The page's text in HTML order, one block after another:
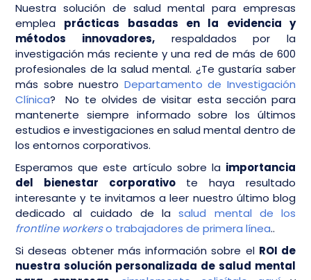
Nuestra solución de salud mental para empresas
emplea prácticas basadas en la evidencia y
métodos innovadores,respaldados por la
investigación más reciente y una red de más de 600
profesionales de la salud mental. ¿Te gustaría saber
más sobre nuestro Departamento de Investigación
Clínica? No te olvides de visitar esta sección para
mantenerte siempre informado sobre los últimos
estudios e investigaciones en salud mental dentro de
los entornos corporativos.
Esperamos que este artículo sobre la importancia
del bienestar corporativote haya resultado
interesante y te invitamos a leer nuestro último blog
dedicado al cuidado de lasalud mental de los
frontline workerso trabajadores de primera línea..
Si deseas obtener más información sobre el ROI de
nuestra solución personalizada de salud mental